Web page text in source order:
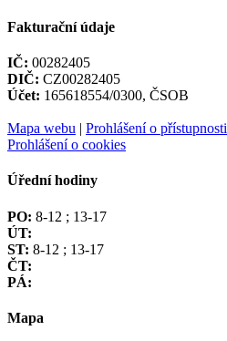
Fakturační údaje
IČ: 00282405
DIČ: CZ00282405
Účet: 165618554/0300, ČSOB
Mapa webu | Prohlášení o přístupnosti
Prohlášení o cookies
Úřední hodiny
PO: 8-12 ; 13-17
ÚT:
ST: 8-12 ; 13-17
ČT:
PÁ:
Mapa